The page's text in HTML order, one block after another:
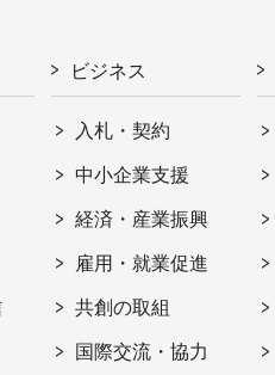
ビジネス
入札・契約
中小企業支援
経済・産業振興
雇用・就業促進
共創の取組
国際交流・協力